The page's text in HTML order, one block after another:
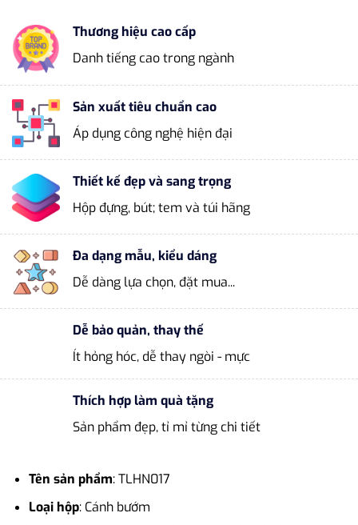
Thương hiệu cao cấp
Danh tiếng cao trong ngành
Sản xuất tiêu chuẩn cao
Áp dụng công nghệ hiện đại
Thiết kế đẹp và sang trọng
Hộp đựng, bút; tem và túi hãng
Đa dạng mẫu, kiểu dáng
Dễ dàng lựa chọn, đặt mua...
Dễ bảo quản, thay thế
Ít hỏng hóc, dễ thay ngòi - mực
Thích hợp làm quà tặng
Sản phẩm đẹp, tỉ mỉ từng chi tiết
Tên sản phẩm: TLHN017
Loại hộp: Cánh bướm